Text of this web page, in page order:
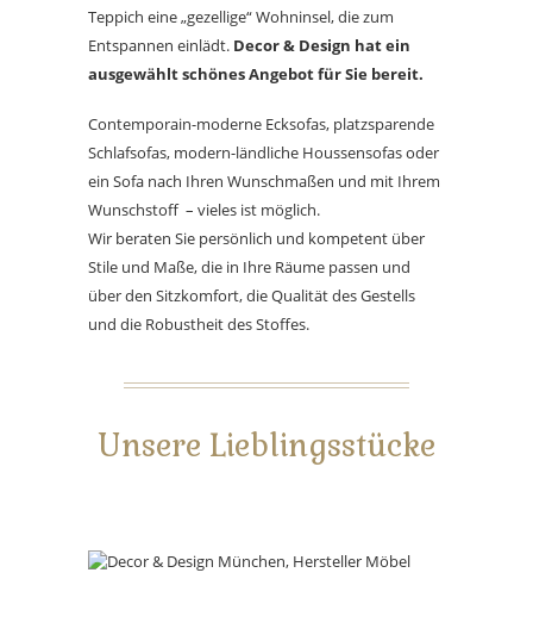
Teppich eine „gezellige“ Wohninsel, die zum
Entspannen einlädt. Decor & Design hat ein
ausgewählt schönes Angebot für Sie bereit.
Contemporain-moderne Ecksofas, platzsparende
Schlafsofas, modern-ländliche Houssensofas oder
ein Sofa nach Ihren Wunschmaßen und mit Ihrem
Wunschstoff – vieles ist möglich.
Wir beraten Sie persönlich und kompetent über
Stile und Maße, die in Ihre Räume passen und
über den Sitzkomfort, die Qualität des Gestells
und die Robustheit des Stoffes.
Unsere Lieblingsstücke